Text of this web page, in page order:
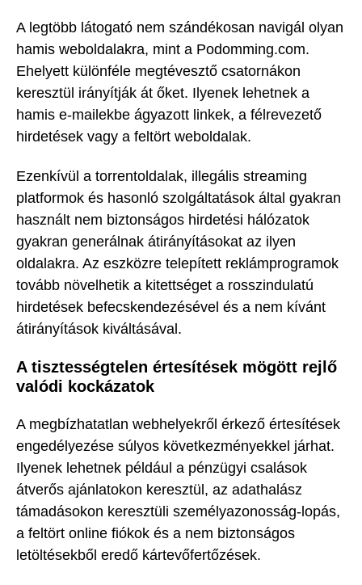
A legtöbb látogató nem szándékosan navigál olyan
hamis weboldalakra, mint a Podomming.com.
Ehelyett különféle megtévesztő csatornákon
keresztül irányítják át őket. Ilyenek lehetnek a
hamis e-mailekbe ágyazott linkek, a félrevezető
hirdetések vagy a feltört weboldalak.
Ezenkívül a torrentoldalak, illegális streaming
platformok és hasonló szolgáltatások által gyakran
használt nem biztonságos hirdetési hálózatok
gyakran generálnak átirányításokat az ilyen
oldalakra. Az eszközre telepített reklámprogramok
tovább növelhetik a kitettséget a rosszindulatú
hirdetések befecskendezésével és a nem kívánt
átirányítások kiváltásával.
A tisztességtelen értesítések mögött rejlő
valódi kockázatok
A megbízhatatlan webhelyekről érkező értesítések
engedélyezése súlyos következményekkel járhat.
Ilyenek lehetnek például a pénzügyi csalások
átverős ajánlatokon keresztül, az adathalász
támadásokon keresztüli személyazonosság-lopás,
a feltört online fiókok és a nem biztonságos
letöltésekből eredő kártevőfertőzések.